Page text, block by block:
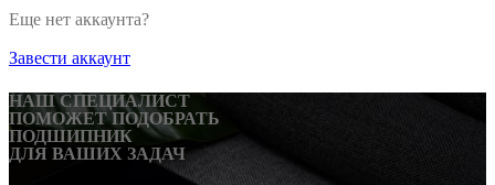
Еще нет аккаунта?
Завести аккаунт
НАШ СПЕЦИАЛИСТ
ПОМОЖЕТ ПОДОБРАТЬ
ПОДШИПНИК
ДЛЯ ВАШИХ ЗАДАЧ